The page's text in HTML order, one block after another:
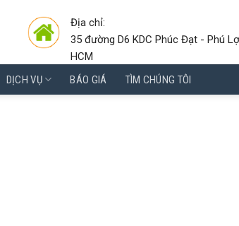
Địa chỉ:
35 đường D6 KDC Phúc Đạt - Phú
HCM
DỊCH VỤ BÁO GIÁ TÌM CHÚNG TÔI